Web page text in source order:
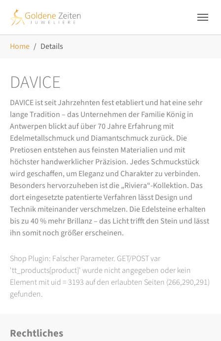
Home Details
DAVICE
DAVICE ist seit Jahrzehnten fest etabliert und hat eine sehr
lange Tradition – das Unternehmen der Familie König in
Antwerpen blickt auf über 70 Jahre Erfahrung mit
Edelmetallschmuck und Diamantschmuck zurück. Die
Pretiosen entstehen aus feinsten Materialien und mit
höchster handwerklicher Präzision. Jedes Schmuckstück
wird geschaffen, um Eleganz und Charakter zu verbinden.
Besonders hervorzuheben ist die „Riviera“-Kollektion. Das
dort eingesetzte patentierte Verfahren lässt Design und
Technik miteinander verschmelzen. Die Edelsteine erhalten
bis zu 40 % mehr Brillanz – das Licht trifft den Stein und lässt
ihn somit noch größer erscheinen.
Shop Plugin: Falscher Parameter. GET/POST var
'tt_products[product]' wurde nicht angegeben oder kein
Element mit uid = 3193 auf den erlaubten Seiten (266,290,291)
gefunden.
Rechtliches